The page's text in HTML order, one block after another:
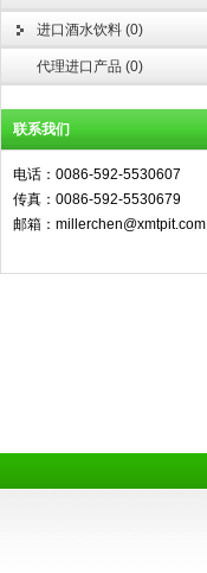
进口酒水饮料 (0)
代理进口产品 (0)
联系我们
电话：0086-592-5530607
传真：0086-592-5530679
邮箱：millerchen@xmtpit.com